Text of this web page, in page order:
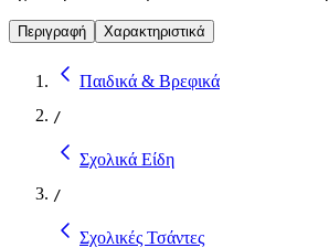
Περιγραφή Χαρακτηριστικά
Παιδικά & Βρεφικά
/
Σχολικά Είδη
/
Σχολικές Τσάντες